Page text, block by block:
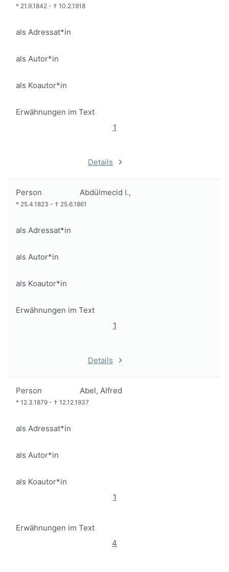
* 21.9.1842 - † 10.2.1918
als Adressat*in
als Autor*in
als Koautor*in
Erwähnungen im Text
1
Details
Person Abdülmecid I.,
* 25.4.1823 - † 25.6.1861
als Adressat*in
als Autor*in
als Koautor*in
Erwähnungen im Text
1
Details
Person Abel, Alfred
* 12.3.1879 - † 12.12.1937
als Adressat*in
als Autor*in
als Koautor*in
1
Erwähnungen im Text
4